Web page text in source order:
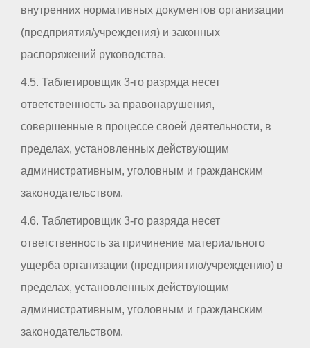
внутренних нормативных документов организации
(предприятия/учреждения) и законных
распоряжений руководства.
4.5. Таблетировщик 3-го разряда несет
ответственность за правонарушения,
совершенные в процессе своей деятельности, в
пределах, установленных действующим
административным, уголовным и гражданским
законодательством.
4.6. Таблетировщик 3-го разряда несет
ответственность за причинение материального
ущерба организации (предприятию/учреждению) в
пределах, установленных действующим
административным, уголовным и гражданским
законодательством.